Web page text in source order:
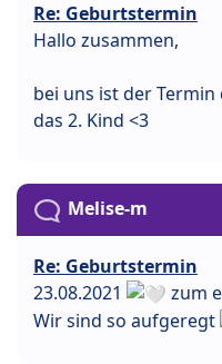
Re: Geburtstermin
Hallo zusammen,
bei uns ist der Termin
das 2. Kind <3
Melise-m
Re: Geburtstermin
23.08.2021
zum
Wir sind so aufgeregt